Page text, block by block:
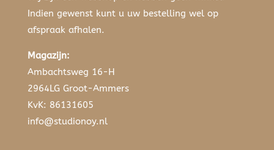
Indien gewenst kunt u uw bestelling wel op
afspraak afhalen.
Magazijn:
Ambachtsweg 16-H
2964LG Groot-Ammers
KvK: 86131605
info@studionoy.nl